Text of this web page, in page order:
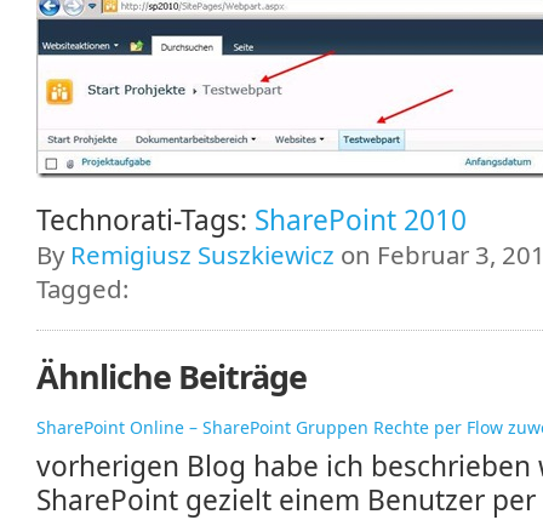
Technorati-Tags: SharePoint 2010
By Remigiusz Suszkiewicz on Februar 3,
Tagged:
Ähnliche Beiträge
SharePoint Online – SharePoint Gruppen Rechte per Flow
vorherigen Blog habe ich beschrieben
SharePoint gezielt einem Benutzer per